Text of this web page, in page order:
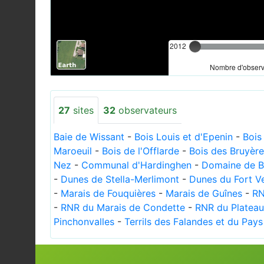
2012
Nombre
27 sites 32 observateurs
Baie de Wissant - Bois Louis et d'Epenin -
Maroeuil - Bois de l'Offlarde - Bois des
Nez - Communal d'Hardinghen - Domaine de
- Dunes de Stella-Merlimont - Dunes du Fort
- Marais de Fouquières - Marais de Guînes -
- RNR du Marais de Condette - RNR du
Pinchonvalles - Terrils des Falandes et du